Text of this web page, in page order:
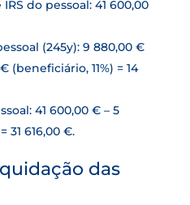
do pessoal: 41 600,00
(245y): 9 880,00 €
(beneficiário, 11%) = 14
41 600,00 € – 5
31 616,00 €.
das